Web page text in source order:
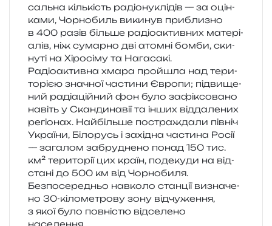
саль­на кіль­кість радіо­ну­клі­дів — за оцін­
ка­ми, Чорнобиль вики­нув при­бли­зно
в 400 разів біль­ше радіо­актив­них мате­рі­
а­лів, ніж сумар­но дві атом­ні бомби, ски­
ну­ті на Хіросіму та Нагасакі.
Радіоактивна хмара про­йшла над тери­
то­рі­єю зна­чної части­ни Європи; під­ви­ще­
ний раді­а­цій­ний фон було зафі­ксо­ва­но
навіть у Скандинавії та інших від­да­ле­них
регіо­нах. Найбільше постра­жда­ли пів­ніч
України, Білорусь і захі­дна части­на Росії
— зага­лом забру­дне­но понад 150 тис.
км² тери­то­рії цих країн, поде­ку­ди на від­
ста­ні до 500 км від Чорнобиля.
Безпосередньо нав­ко­ло стан­ції визна­че­
но 30-кіло­ме­тро­ву зону від­чу­же­н­ня,
з якої було пов­ні­стю від­се­ле­но
населення.